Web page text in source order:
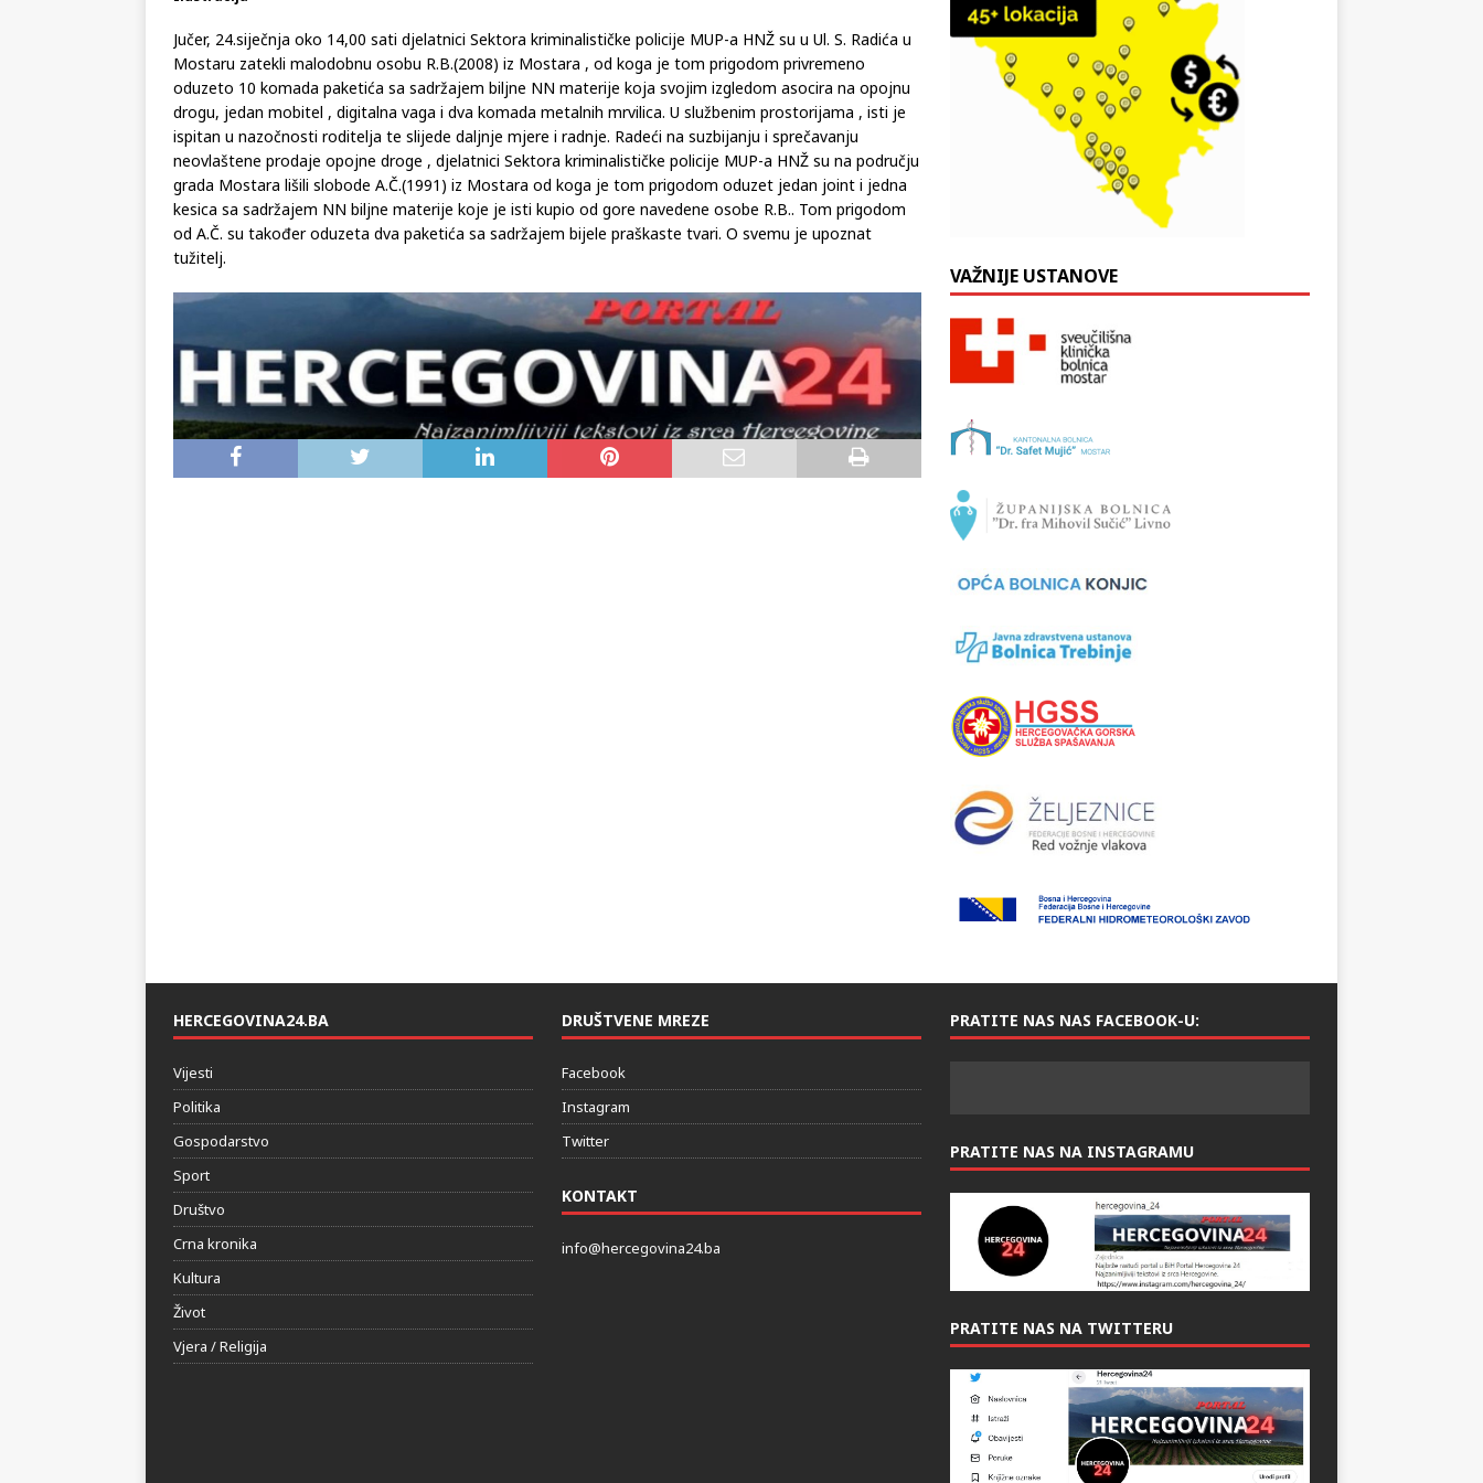
Jučer, 24.siječnja oko 14,00 sati djelatnici Sektora kriminalističke policije MUP-a HNŽ su u Ul. S. Radića u
Mostaru zatekli malodobnu osobu R.B.(2008) iz Mostara , od koga je tom prigodom privremeno
oduzeto 10 komada paketića sa sadržajem biljne NN materije koja svojim izgledom asocira na opojnu
drogu, jedan mobitel , digitalna vaga i dva komada metalnih mrvilica. U službenim prostorijama , isti je
ispitan u nazočnosti roditelja te slijede daljnje mjere i radnje. Radeći na suzbijanju i sprečavanju
neovlaštene prodaje opojne droge , djelatnici Sektora kriminalističke policije MUP-a HNŽ su na području
grada Mostara lišili slobode A.Č.(1991) iz Mostara od koga je tom prigodom oduzet jedan joint i jedna
kesica sa sadržajem NN biljne materije koje je isti kupio od gore navedene osobe R.B.. Tom prigodom
od A.Č. su također oduzeta dva paketića sa sadržajem bijele praškaste tvari. O svemu je upoznat
tužitelj.
VAŽNIJE USTANOVE
HERCEGOVINA24.BA
Vijesti
Politika
Gospodarstvo
Sport
Društvo
Crna kronika
Kultura
Život
Vjera / Religija
DRUŠTVENE MREZE
Facebook
Instagram
Twitter
KONTAKT
info@hercegovina24.ba
PRATITE NAS NAS FACEBOOK-U:
PRATITE NAS NA INSTAGRAMU
PRATITE NAS NA TWITTERU